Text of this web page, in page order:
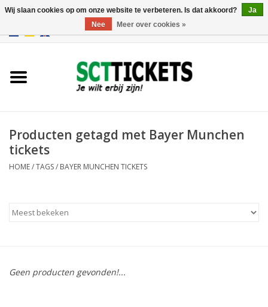
Producten getagd met Bayer Munchen
tickets
HOME/TAGS/ BAYER MUNCHEN TICKETS
Geen producten gevonden!...
Wij slaan cookies op om onze website te verbeteren. Is dat akkoord?
Ja
Nee
Meer over cookies »